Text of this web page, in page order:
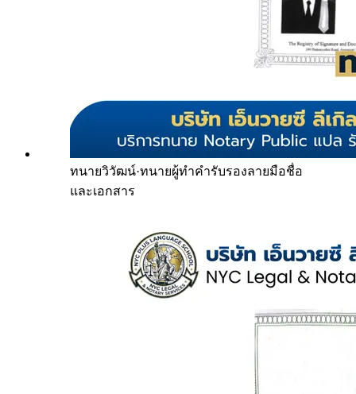
ทนายวิวัฒน์·ทนายผู้ทำคำรับรองลายมือชื่อ
และเอกสาร